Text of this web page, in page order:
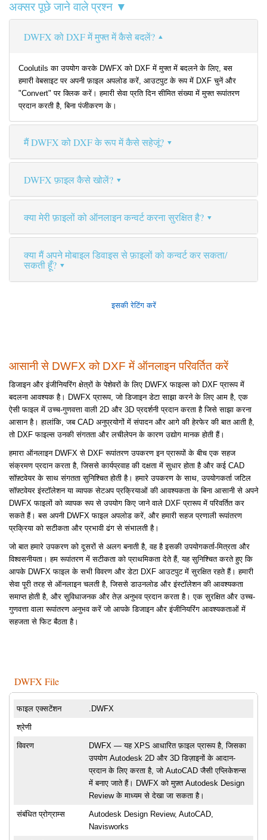
अक्सर पूछे जाने वाले प्रश्न ▼
DWFX को DXF में मुफ्त में कैसे बदलें?
Coolutils का उपयोग करके DWFX को DXF में मुफ्त में बदलने के लिए, बस
हमारी वेबसाइट पर अपनी फ़ाइल अपलोड करें, आउटपुट के रूप में DXF चुनें और
"Convert" पर क्लिक करें। हमारी सेवा प्रति दिन सीमित संख्या में मुफ्त रूपांतरण
प्रदान करती है, बिना पंजीकरण के।
मैं DWFX को DXF के रूप में कैसे सहेजूं?
DWFX फ़ाइल कैसे खोलें?
क्या मेरी फ़ाइलों को ऑनलाइन कन्वर्ट करना सुरक्षित है?
क्या मैं अपने मोबाइल डिवाइस से फ़ाइलों को कन्वर्ट कर सकता/
सकती हूँ?
इसकी रेटिंग करें
आसानी से DWFX को DXF में ऑनलाइन परिवर्तित करें
डिजाइन और इंजीनियरिंग क्षेत्रों के पेशेवरों के लिए DWFX फाइल्स को DXF प्रारूप में
बदलना आवश्यक है। DWFX प्रारूप, जो डिजाइन डेटा साझा करने के लिए आम है, एक
ऐसी फाइल में उच्च-गुणवत्ता वाली 2D और 3D प्रदर्शनी प्रदान करता है जिसे साझा करना
आसान है। हालांकि, जब CAD अनुप्रयोगों में संपादन और आगे की हेरफेर की बात आती है,
तो DXF फाइल्स उनकी संगतता और लचीलेपन के कारण उद्योग मानक होती हैं।
हमारा ऑनलाइन DWFX से DXF रूपांतरण उपकरण इन प्रारूपों के बीच एक सहज
संक्रमण प्रदान करता है, जिससे कार्यप्रवाह की दक्षता में सुधार होता है और कई CAD
सॉफ़्टवेयर के साथ संगतता सुनिश्चित होती है। हमारे उपकरण के साथ, उपयोगकर्ता जटिल
सॉफ़्टवेयर इंस्टॉलेशन या व्यापक सेटअप प्रक्रियाओं की आवश्यकता के बिना आसानी से अपने
DWFX फाइलों को व्यापक रूप से उपयोग किए जाने वाले DXF प्रारूप में परिवर्तित कर
सकते हैं। बस अपनी DWFX फाइल अपलोड करें, और हमारी सहज प्रणाली रूपांतरण
प्रक्रिया को सटीकता और प्रभावी ढंग से संभालती है।
जो बात हमारे उपकरण को दूसरों से अलग बनाती है, वह है इसकी उपयोगकर्ता-मित्रता और
विश्वसनीयता। हम रूपांतरण में सटीकता को प्राथमिकता देते हैं, यह सुनिश्चित करते हुए कि
आपके DWFX फाइल के सभी विवरण और डेटा DXF आउटपुट में सुरक्षित रहते हैं। हमारी
सेवा पूरी तरह से ऑनलाइन चलती है, जिससे डाउनलोड और इंस्टॉलेशन की आवश्यकता
समाप्त होती है, और सुविधाजनक और तेज़ अनुभव प्रदान करता है। एक सुरक्षित और उच्च-
गुणवत्ता वाला रूपांतरण अनुभव करें जो आपके डिजाइन और इंजीनियरिंग आवश्यकताओं में
सहजता से फिट बैठता है।
DWFX File
फाइल एक्सटेंशन .DWFX
श्रेणी
विवरण
DWFX — यह XPS आधारित फ़ाइल प्रारूप है, जिसका
उपयोग Autodesk 2D और 3D डिज़ाइनों के आदान-
प्रदान के लिए करता है, जो AutoCAD जैसी एप्लिकेशन्स
में बनाए जाते हैं। DWFX को मुफ़्त Autodesk Design
Review के माध्यम से देखा जा सकता है।
संबंधित प्रोग्राम्स
Autodesk Design Review, AutoCAD,
Navisworks